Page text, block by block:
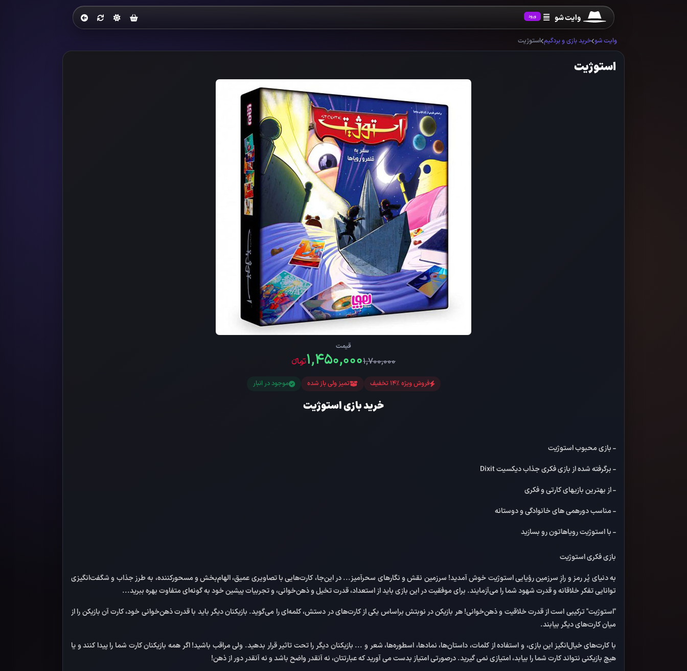
وایت شو ورود
وایت شو خرید بازی و بردگیم استوژیت
استوژیت
قیمت
۱,۷۰۰,۰۰۰۱,۴۵۰,۰۰۰تومانءء
فروش ویژه %14 تخفیف تمیز ولی باز شده موجود در انبار
خرید بازی استوژیت
- بازی محبوب استوژیت
- برگرفته شده از بازی فکری جذاب دیکسیت Dixit
- از بهترین بازیهای کارتی و فکری
- مناسب دورهمی های خانوادگی و دوستانه
- با استوژیت رویاهاتون رو بسازید
بازی فکری استوژیت
به دنیای پُر رمز و رازِ سرزمین رؤیایی استوژیت خوش آمدید! سرزمین نقش و نگارهای سحرآمیز... در این‌جا، کارت‌هایی با تصاویری عمیق، الهام‌بخش و مسحورکننده، به طرز جذاب و شگفت‌انگیزی
توانایی تفکر خلاقانه و قدرت شهود شما را می‌آزمایند. برای موفقیت در این بازی باید از استعداد، قدرت تخیل و ذهن‌خوانی، و تجربیات پیشین خود به گونه‌ای متفاوت بهره ببرید...
"استوژیت" ترکیبی است از قدرت خلاقیت و ذهن‌خوانی! هر بازیکن در نوبتش براساس یکی از کارت‌های در دستش، کلمه‌ای را می‌گوید. بازیکنان دیگر باید با قدرت ذهن‌خوانی خود، کارت آن بازیکن را از
میان کارت‌های دیگر بیابند.
با کارت‌های خیال‌انگیز این بازی، و استفاده از کلمات، داستان‌ها، نمادها، اسطوره‌ها، شعر و ... بازیکنان دیگر را تحت تاثیر قرار بدهید. ولی مراقب باشید! اگر همه بازیکنان کارت شما را پیدا کنند و یا
هیچ بازیکنی نتواند کارت شما را بیابد، امتیازی نمی گیرید. درصورتی امتیاز بدست می آورید که عبارتتان، نه آنقدر واضح باشد و نه آنقدر دور از ذهن!